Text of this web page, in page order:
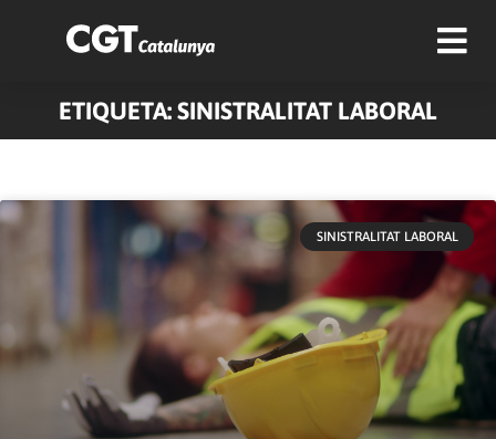
ETIQUETA: SINISTRALITAT LABORAL
SINISTRALITAT LABORAL